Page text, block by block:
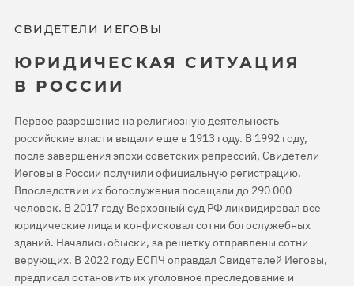
СВИДЕТЕЛИ ИЕГОВЫ
ЮРИДИЧЕСКАЯ СИТУАЦИЯ
В РОССИИ
Первое разрешение на религиозную деятельность
российские власти выдали еще в 1913 году. В 1992 году,
после завершения эпохи советских репрессий, Свидетели
Иеговы в России получили официальную регистрацию.
Впоследствии их богослужения посещали до 290 000
человек. В 2017 году Верховный суд РФ ликвидировал все
юридические лица и конфисковал сотни богослужебных
зданий. Начались обыски, за решетку отправлены сотни
верующих. В 2022 году ЕСПЧ оправдал Свидетелей Иеговы,
предписал остановить их уголовное преследование и